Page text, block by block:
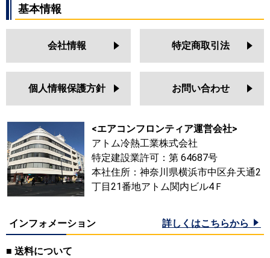
基本情報
会社情報 特定商取引法
個人情報保護方針 お問い合わせ
<エアコンフロンティア運営会社>
アトム冷熱工業株式会社
特定建設業許可：第 64687号
本社住所：神奈川県横浜市中区弁天通2
丁目21番地アトム関内ビル4Ｆ
インフォメーション 詳しくはこちらから
■ 送料について